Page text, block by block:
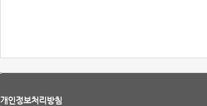
개인정보처리방침